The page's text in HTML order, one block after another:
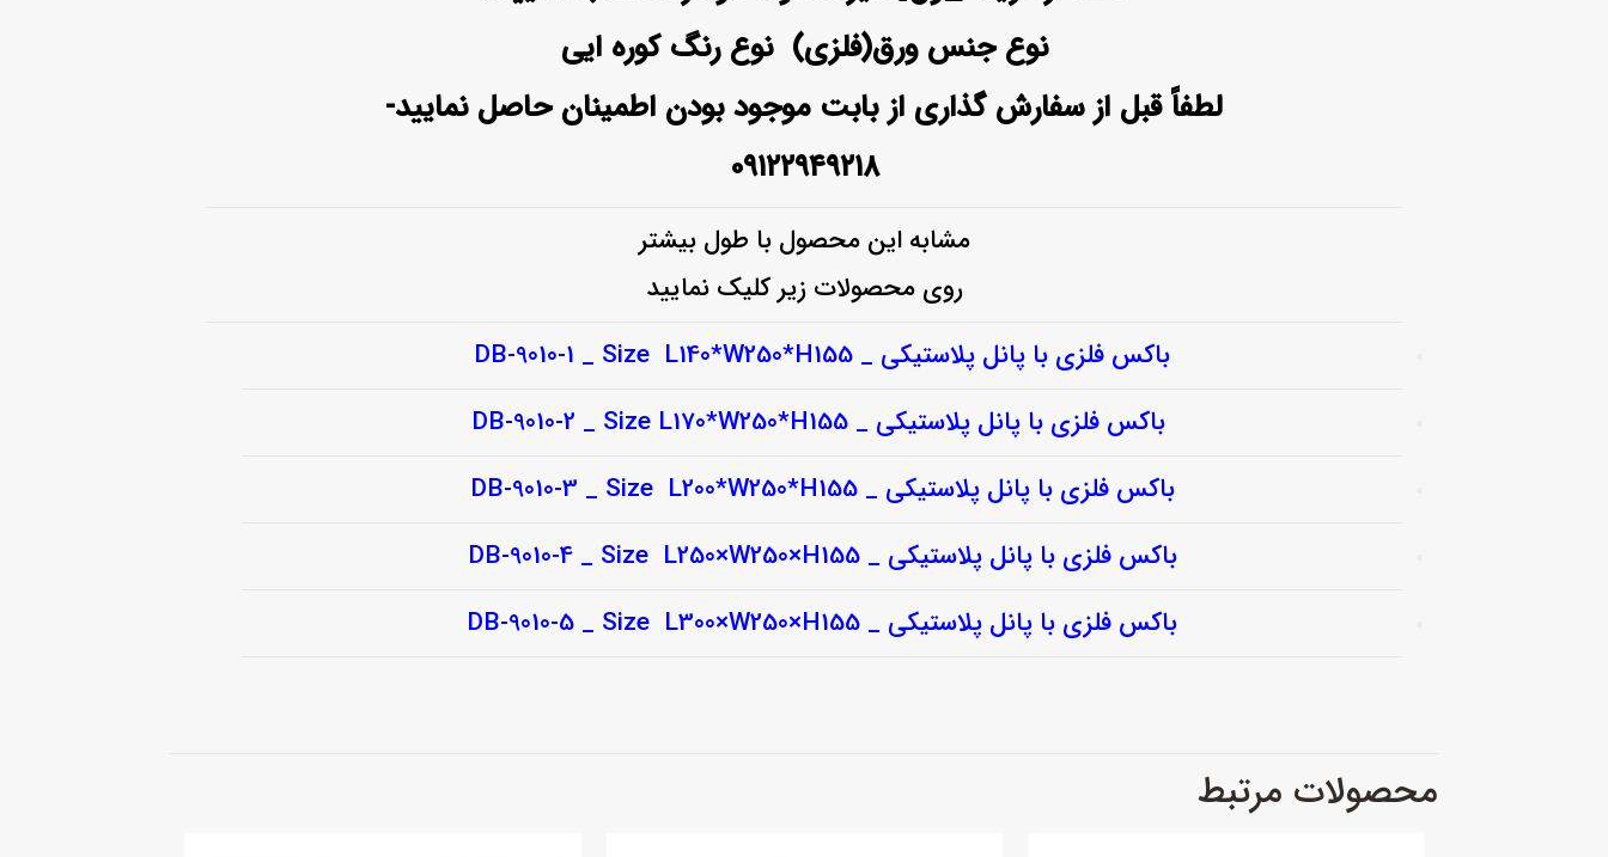
نوع جنس ورق(فلزی) نوع رنگ کوره ایی
لطفاً قبل از سفارش گذاری از بابت موجود بودن اطمینان حاصل نمایید-
۰۹۱۲۲۹۴۹۲۱۸
مشابه این محصول با طول بیشتر
روی محصولات زیر کلیک نمایید
باکس فلزی با پانل پلاستیکی _ DB-9010-1 _ Size L140*W250*H155
باکس فلزی با پانل پلاستیکی _ DB-9010-2 _ Size L170*W250*H155
باکس فلزی با پانل پلاستیکی _ DB-9010-3 _ Size L200*W250*H155
باکس فلزی با پانل پلاستیکی _ DB-9010-4 _ Size L250×W250×H155
باکس فلزی با پانل پلاستیکی _ DB-9010-5 _ Size L300×W250×H155
محصولات مرتبط